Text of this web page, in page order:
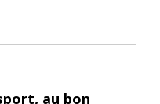
au bon